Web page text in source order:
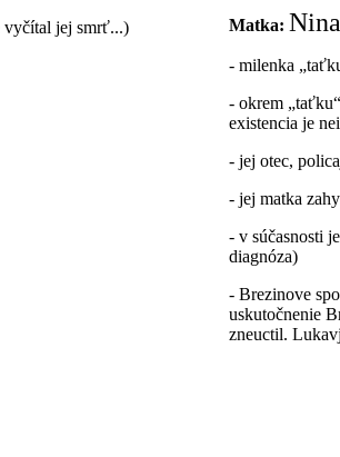
vyčítal jej smrť...)
Matka:
- milenka
- okrem
existencia je
- jej otec,
- jej matka
- v súčasnosti
diagnóza)
- Brezinove
uskutočnenie
zneuctil.